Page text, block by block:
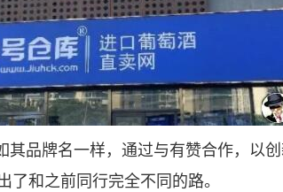
品牌名一样，通过与有赞合作，以创
和之前同行完全不同的路。